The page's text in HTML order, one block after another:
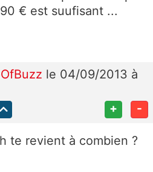
€ est suufisant ...
le 04/09/2013 à
+ -
te revient à combien ?